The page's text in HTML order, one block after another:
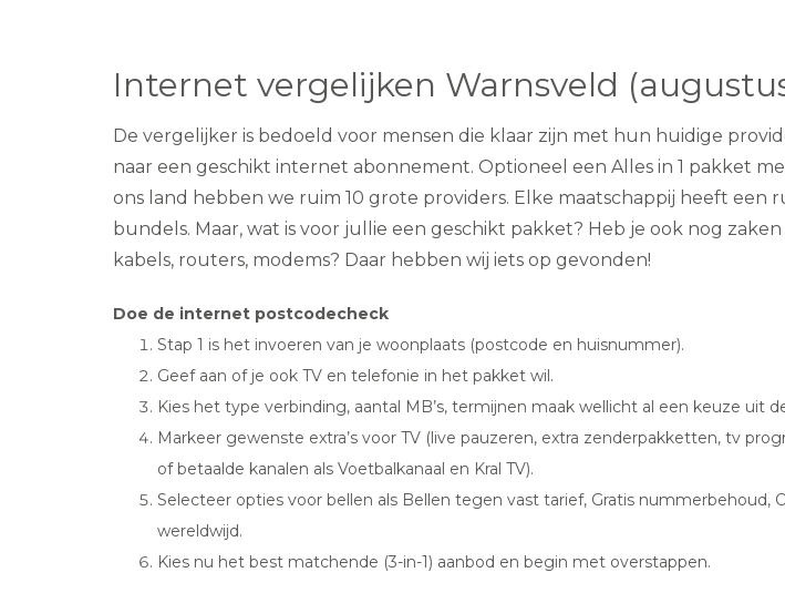
Internet vergelijken Warnsveld
De vergelijker is bedoeld voor mensen die klaar zijn met hun huidige
naar een geschikt internet abonnement. Optioneel een Alles in 1 pakket
ons land hebben we ruim 10 grote providers. Elke maatschappij heeft een
bundels. Maar, wat is voor jullie een geschikt pakket? Heb je ook nog
kabels, routers, modems? Daar hebben wij iets op gevonden!
Doe de internet postcodecheck
Stap 1 is het invoeren van je woonplaats (postcode en huisnummer).
Geef aan of je ook TV en telefonie in het pakket wil.
Kies het type verbinding, aantal MB’s, termijnen maak wellicht al een keuze uit
Markeer gewenste extra’s voor TV (live pauzeren, extra zenderpakketten, tv
of betaalde kanalen als Voetbalkanaal en Kral TV).
Selecteer opties voor bellen als Bellen tegen vast tarief, Gratis nummerbehoud,
wereldwijd.
Kies nu het best matchende (3-in-1) aanbod en begin met overstappen.